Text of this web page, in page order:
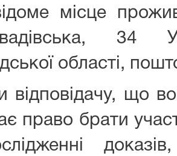
місце
34
області,
відповідачу, що
право брати